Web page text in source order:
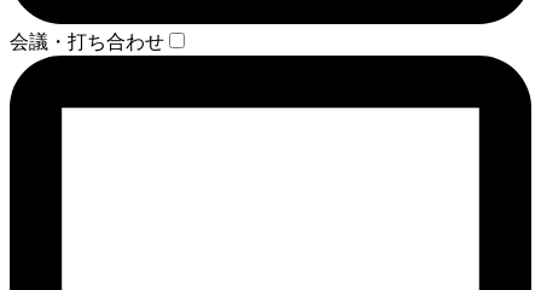
会議・打ち合わせ